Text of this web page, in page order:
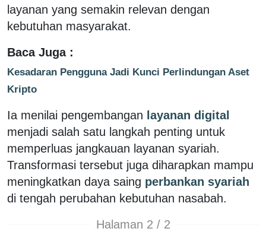
layanan yang semakin relevan dengan
kebutuhan masyarakat.
Baca Juga :
Kesadaran Pengguna Jadi Kunci Perlindungan Aset
Kripto
Ia menilai pengembangan layanan digital
menjadi salah satu langkah penting untuk
memperluas jangkauan layanan syariah.
Transformasi tersebut juga diharapkan mampu
meningkatkan daya saing perbankan syariah
di tengah perubahan kebutuhan nasabah.
Halaman 2 / 2